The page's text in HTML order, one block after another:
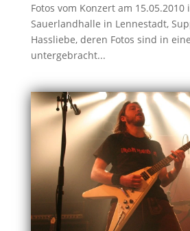
Fotos vom Konzert am 15.05.2010
Sauerlandhalle in Lennestadt,
Hassliebe, deren Fotos sind in
untergebracht...